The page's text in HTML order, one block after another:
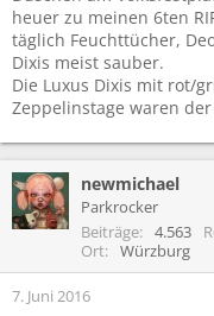
heuer zu meinen 6ten
täglich Feuchttücher,
Dixis meist sauber.
Die Luxus Dixis mit rot/
Zeppelinstage waren
newmichael
Parkrocker
Beiträge
4.563
Ort
Würzburg
7. Juni 2016